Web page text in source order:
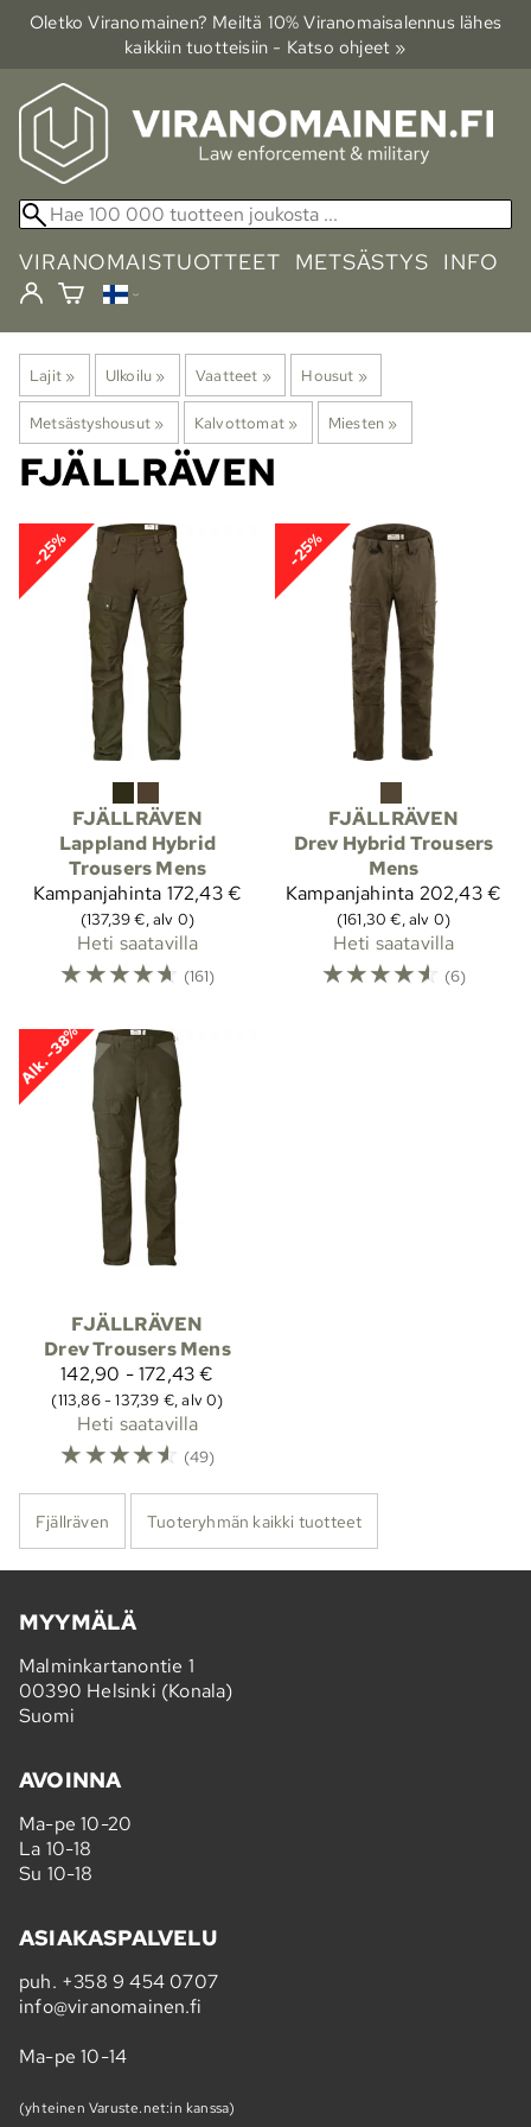
Oletko Viranomainen? Meiltä 10% Viranomais­alennus lähes
kaikkiin tuotteisiin - Katso ohjeet »
VIRANOMAISTUOTTEET METSÄSTYS INFO
Lajit ‪» Ulkoilu ‪» Vaatteet ‪» Housut ‪»
Metsästyshousut ‪» Kalvottomat ‪» Miesten ‪»
FJÄLLRÄVEN
-25%
FJÄLLRÄVEN
Lappland Hybrid
Trousers Mens
Kampanjahinta 172,43 €
(137,39 €, alv 0)
Heti saatavilla
☆☆☆☆☆ (161)
-25%
FJÄLLRÄVEN
Drev Hybrid Trousers
Mens
Kampanjahinta 202,43 €
(161,30 €, alv 0)
Heti saatavilla
☆☆☆☆☆ (6)
Alk. -38%
FJÄLLRÄVEN
Drev Trousers Mens
142,90 - 172,43 €
(113,86 - 137,39 €, alv 0)
Heti saatavilla
☆☆☆☆☆ (49)
Fjällräven Tuoteryhmän kaikki tuotteet
MYYMÄLÄ
Malminkartanontie 1
00390 Helsinki (Konala)
Suomi
AVOINNA
Ma-pe 10-20
La 10-18
Su 10-18
ASIAKASPALVELU
puh. +358 9 454 0707
info@viranomainen.fi
Ma-pe 10-14
(yhteinen Varuste.net:in kanssa)